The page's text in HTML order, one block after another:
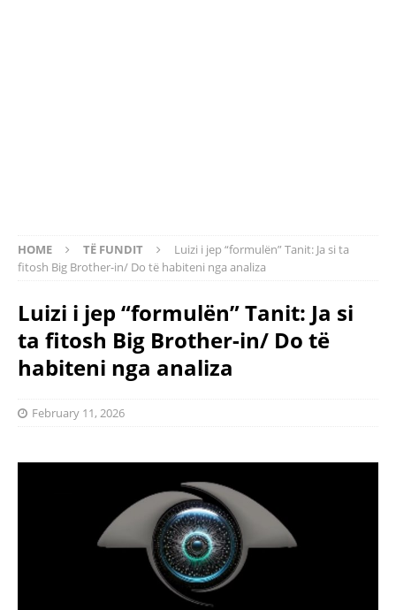
HOME TË FUNDIT
Luizi i jep “formulën” Tanit: Ja si ta
fitosh Big Brother-in/ Do të habiteni nga analiza
Luizi i jep “formulën” Tanit: Ja si
ta fitosh Big Brother-in/ Do të
habiteni nga analiza
February 11, 2026